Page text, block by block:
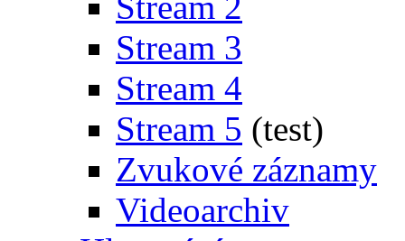
Stream 3
Stream 4
Stream 5 (test)
Zvukové záznamy
Videoarchiv